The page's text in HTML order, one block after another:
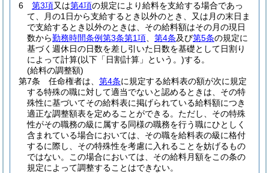
6
第3項又は第4項の規定により給料を支給する場合であっ
て、月の1日から支給するとき以外のとき、又は月の末日ま
で支給するとき以外のときは、その給料額はその月の現日
数から勤務時間条例第3条第1項 第4条及び第5条の規定に
基づく週休日の日数を差し引いた日数を基礎として日割り
によって計算(以下「日割計算」という。)する。
(給料の調整額)
第7条
任命権者は、 第4条に規定する給料表の額が次に規定
する特殊の職に対して適当でないと認めるときは、その特
殊性に基づいてその給料表に掲げられている給料額につき
適正な調整額表を定めることができる。 ただし、その特殊
性がその職務の級に属する同様の職務を行う職にひとしく
含まれている場合においては、その職を給料表の級に格付
するに際し、その特殊性を考慮に入れることを妨げるもの
ではない。
この場合においては、その給料月額をこの条の
規定によって調整することはできない。